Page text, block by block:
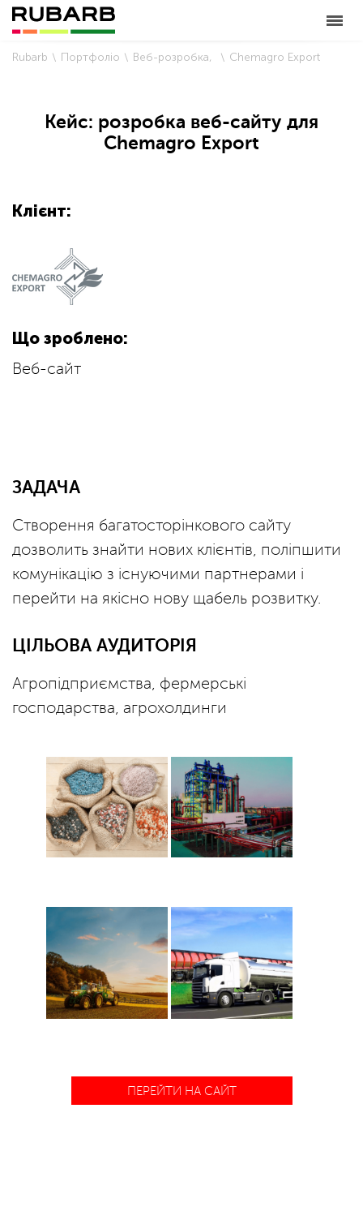
Rubarb Портфоліо Веб-розробка Chemagro Export
Кейс: розробка веб-сайту для
Chemagro Export
Клієнт:
Що зроблено:
Веб-сайт
ЗАДАЧА
Створення багатосторінкового сайту
дозволить знайти нових клієнтів, поліпшити
комунікацію з існуючими партнерами і
перейти на якісно нову щабель розвитку.
ЦІЛЬОВА АУДИТОРІЯ
Агропідприємства, фермерські
господарства, агрохолдинги
ПЕРЕЙТИ НА САЙТ